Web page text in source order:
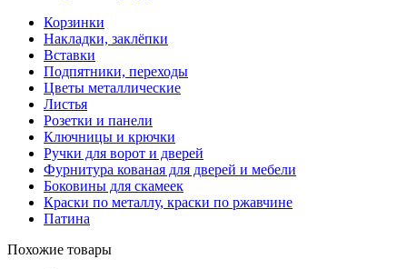
Корзинки
Накладки, заклёпки
Вставки
Подпятники, переходы
Цветы металлические
Листья
Розетки и панели
Ключницы и крючки
Ручки для ворот и дверей
Фурнитура кованая для дверей и мебели
Боковины для скамеек
Краски по металлу, краски по ржавчине
Патина
Похожие товары